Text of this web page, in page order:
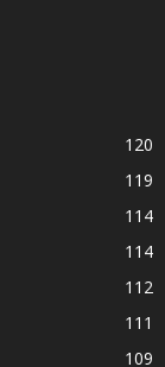
120
119
114
114
112
111
109